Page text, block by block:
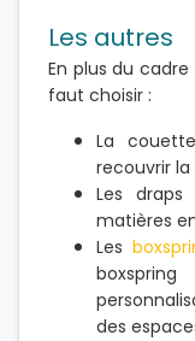
Les autres
En plus du
faut choisir :
La
recouvrir
Les
matières
Les
des